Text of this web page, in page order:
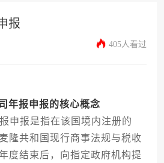
报
405人看过
年报申报的核心概念
报是指在该国境内注册的
隆共和国现行商事法规与税收
度结束后，向指定政府机构提